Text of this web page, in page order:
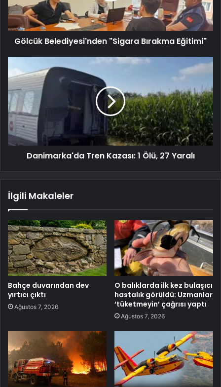
Gölcük Belediyesi'nden "Sigara Bırakma Eğitimi"
Danimarka'da Tren Kazası: 1 Ölü, 27 Yaralı
İlgili Makaleler
Bahçe duvarından dev
yırtıcı çıktı
Ağustos 7, 2026
O balıklarda ilk kez bulaşıcı
hastalık görüldü: Uzmanlar
‘tüketmeyin’ çağrısı yaptı
Ağustos 7, 2026